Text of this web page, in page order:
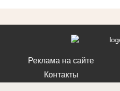
Реклама на сайте
Контакты